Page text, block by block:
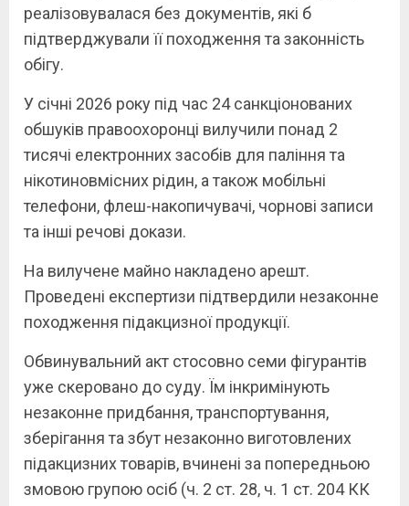
реалізовувалася без документів, які б
підтверджували її походження та законність
обігу.
У січні 2026 року під час 24 санкціонованих
обшуків правоохоронці вилучили понад 2
тисячі електронних засобів для паління та
нікотиновмісних рідин, а також мобільні
телефони, флеш-накопичувачі, чорнові записи
та інші речові докази.
На вилучене майно накладено арешт.
Проведені експертизи підтвердили незаконне
походження підакцизної продукції.
Обвинувальний акт стосовно семи фігурантів
уже скеровано до суду. Їм інкримінують
незаконне придбання, транспортування,
зберігання та збут незаконно виготовлених
підакцизних товарів, вчинені за попередньою
змовою групою осіб (ч. 2 ст. 28, ч. 1 ст. 204 КК